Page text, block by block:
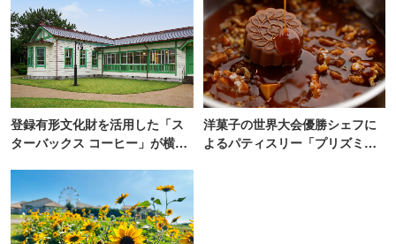
登録有形文化財を活用した「ス
ターバックス コーヒー」が横
洋菓子の世界大会優勝シェフに
よるパティスリー「プリズミッ